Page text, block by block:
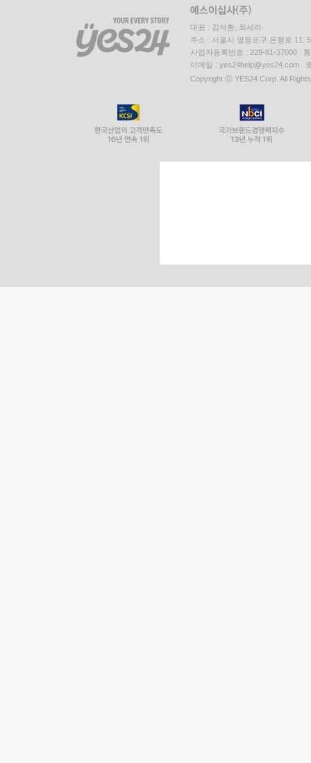
대표 : 김석환, 최세라
주소 : 서울시 영등포구 은행로 11,
사업자등록번호 : 229-81-37000
이메일 : yes24help@yes24.com
Copyright ⓒ YES24 Corp. All